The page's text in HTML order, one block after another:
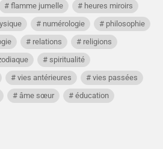
flamme jumelle
heures miroirs
numérologie
philosophie
relations
religions
spiritualité
vies antérieures
vies passées
âme sœur éducation